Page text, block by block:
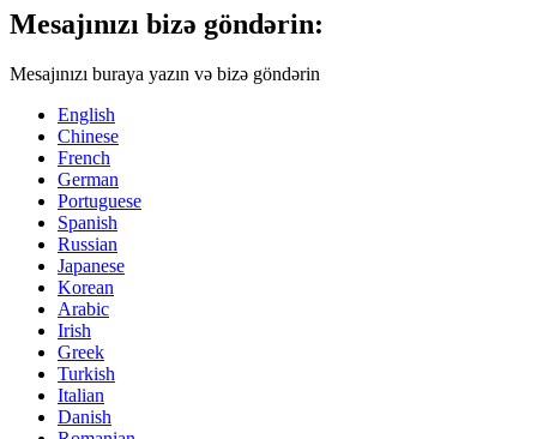
Mesajınızı bizə göndərin:
Mesajınızı buraya yazın və bizə göndərin
English
Chinese
French
German
Portuguese
Spanish
Russian
Japanese
Korean
Arabic
Irish
Greek
Turkish
Italian
Danish